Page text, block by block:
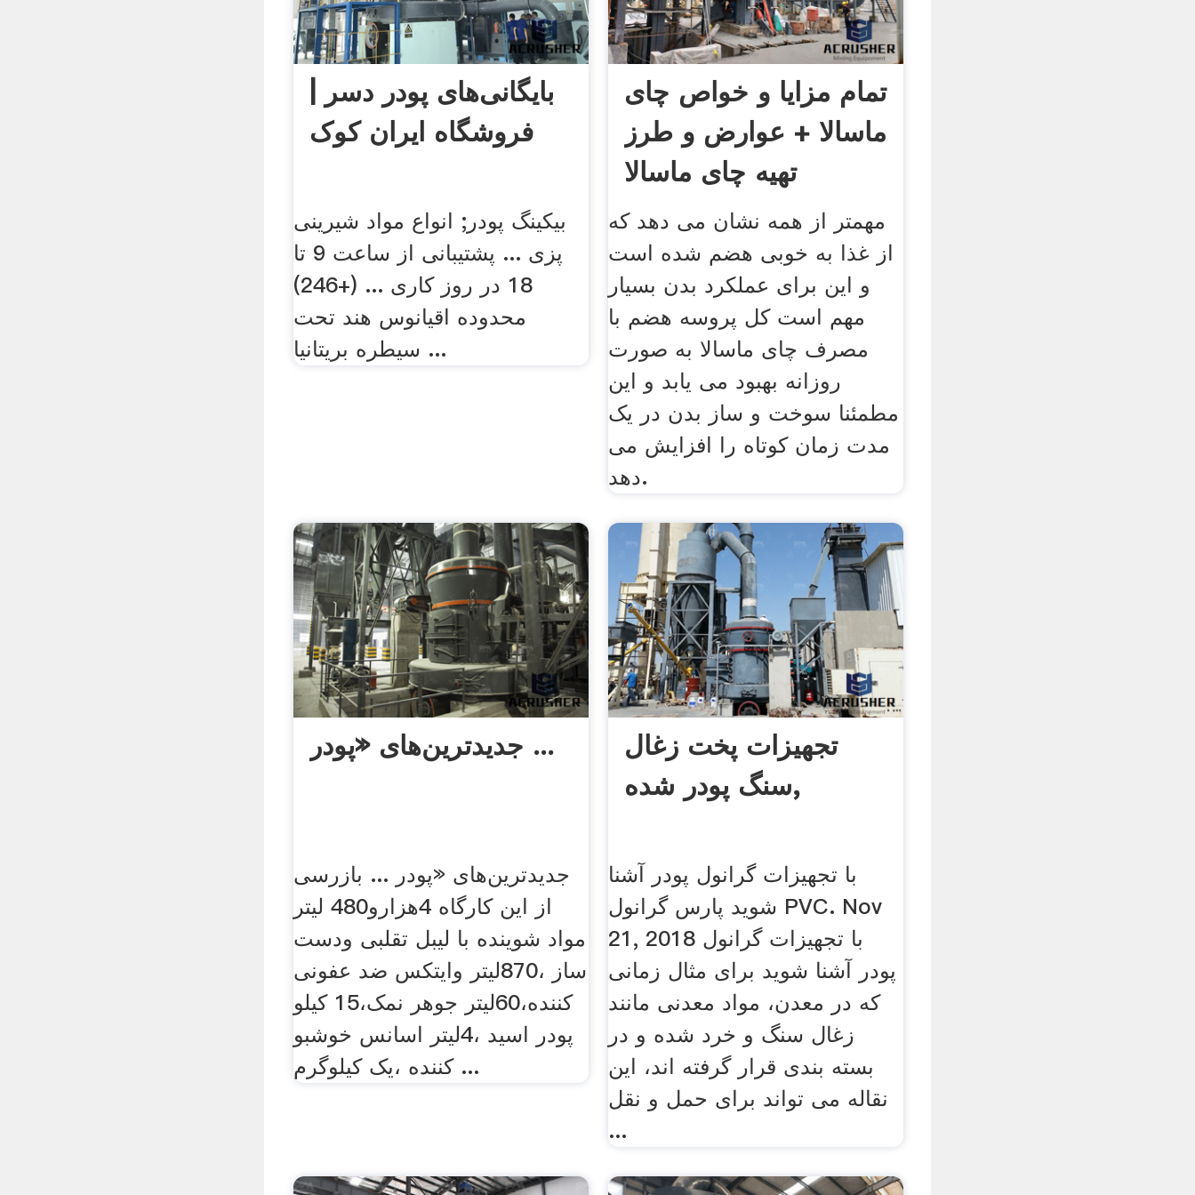
بایگانی‌های پودر دسر |
فروشگاه ایران کوک
بیکینگ پودر; انواع مواد شیرینی
پزی ... پشتیبانی از ساعت 9 تا
18 در روز کاری ... (+246)
محدوده اقیانوس هند تحت
سیطره بریتانیا ...
تمام مزایا و خواص چای
ماسالا + عوارض و طرز
تهیه چای ماسالا
مهمتر از همه نشان می دهد که
از غذا به خوبی هضم شده است
و این برای عملکرد بدن بسیار
مهم است کل پروسه هضم با
مصرف چای ماسالا به صورت
روزانه بهبود می یابد و این
مطمئنا سوخت و ساز بدن در یک
مدت زمان کوتاه را افزایش می
دهد.
جدیدترین‌های «پودر ...
جدیدترین‌های «پودر ... بازرسی
از این کارگاه 4هزارو480 لیتر
مواد شوینده با لیبل تقلبی ودست
ساز ،870لیتر وایتکس ضد عفونی
کننده،60لیتر جوهر نمک،15 کیلو
پودر اسید ،4لیتر اسانس خوشبو
کننده ،یک کیلوگرم ...
تجهیزات پخت زغال
سنگ پودر شده,
با تجهیزات گرانول پودر آشنا
شوید پارس گرانول PVC. Nov
21, 2018 با تجهیزات گرانول
پودر آشنا شوید برای مثال زمانی
که در معدن، مواد معدنی مانند
زغال سنگ و خرد شده و در
بسته بندی قرار گرفته اند، این
نقاله می تواند برای حمل و نقل
...